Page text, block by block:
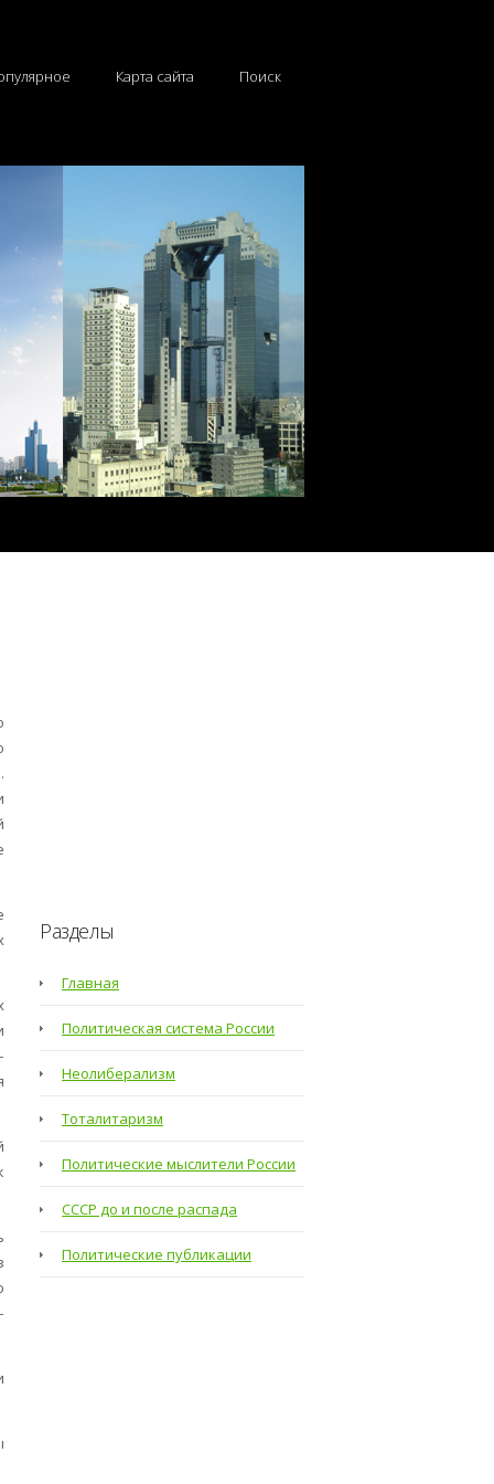
Карта сайта Поиск
Разделы
Главная
Политическая система России
Неолиберализм
Тоталитаризм
Политические мыслители России
СССР до и после распада
Политические публикации